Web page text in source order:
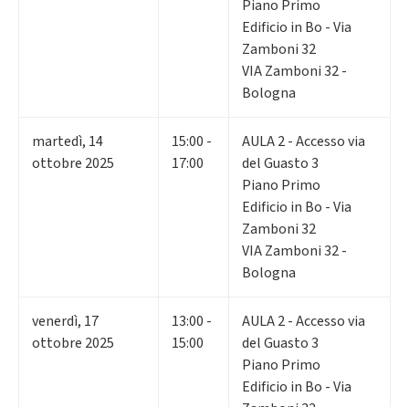
Piano Primo
Edificio in Bo - Via
Zamboni 32
VIA Zamboni 32 -
Bologna
martedì, 14
ottobre 2025
15:00 -
17:00
AULA 2 - Accesso via
del Guasto 3
Piano Primo
Edificio in Bo - Via
Zamboni 32
VIA Zamboni 32 -
Bologna
venerdì, 17
ottobre 2025
13:00 -
15:00
AULA 2 - Accesso via
del Guasto 3
Piano Primo
Edificio in Bo - Via